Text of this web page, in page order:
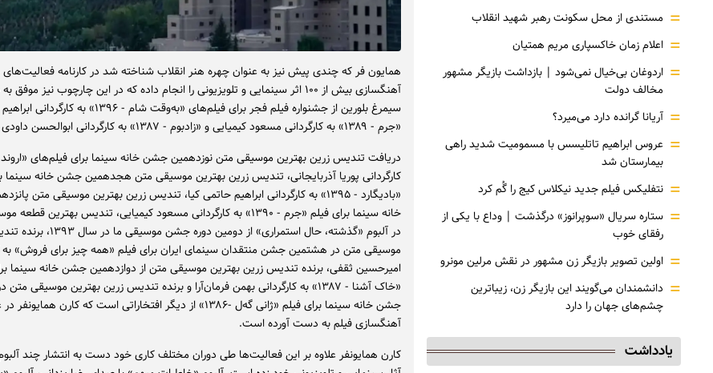
همایون فر که چندی پیش نیز به عنوان چهره هنر انقلاب شناخته شد در کارنامه
آهنگسازی بیش از ۱۰۰ اثر سینمایی و تلویزیونی را انجام داده که در این چارچوب نیز
سیمرغ بلورین از جشنواره فیلم فجر برای فیلم‌های «به‌وقت شام -
«جرم - ۱۳۸۹» به کارگردانی مسعود کیمیایی و «زادبوم - ۱۳۸۷» به کارگردانی ابوالحسن داودی شده است.
کارگردانی پوریا آذربایجانی، تندیس زرین بهترین موسیقی متن هجدهمین جشن خانه سینما
«بادیگارد - ۱۳۹۵» به کارگردانی ابراهیم حاتمی کیا، تندیس زرین بهترین موسیقی متن
خانه سینما برای فیلم «جرم - ۱۳۹۰» به کارگردانی مسعود کیمیایی، تندیس بهترین
در آلبوم «گذشته، حال استمراری» از دومین
موسیقی متن در هشتمین جشن منتقدان سینمای ایران برای فیلم «همه چیز برای فروش» به
امیرحسین ثقفی، برنده تندیس زرین بهترین موسیقی متن از دوازدهمین جشن خانه سینما
«خاک آشنا - ۱۳۸۷» به کارگردانی بهمن فرمان‌آرا و برنده تندیس زرین بهترین موسیقی
جشن خانه سینما برای فیلم «ژانی گه‌ل -۱۳۸۶» از دیگر افتخاراتی است که کارن
آهنگسازی فیلم به دست آورده است.
کارن همایونفر علاوه بر این فعالیت‌ها طی دوران مختلف کاری خود دست به انتشار چند
= مستندی از محل سکونت رهبر شهید انقلاب
= اعلام زمان خاکسپاری مریم همتیان
= اردوغان بی‌خیال نمی‌شود | بازداشت بازیگر مشهور
مخالف دولت
= آریانا گرانده دارد می‌میرد؟
= عروس ابراهیم تاتلیسس با مسمومیت شدید راهی
بیمارستان شد
= نتفلیکس فیلم جدید نیکلاس کیج را گُم کرد
= ستاره سریال «سوپرانوز» درگذشت | وداع با یکی از
رفقای خوب
= اولین تصویر بازیگر زن مشهور در نقش مرلین مونرو
= دانشمندان می‌گویند این بازیگر زن، زیباترین
چشم‌های جهان را دارد
یادداشت